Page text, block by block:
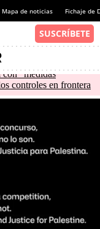
Mapa de noticias Fichaje de
con "medidas
controles en frontera